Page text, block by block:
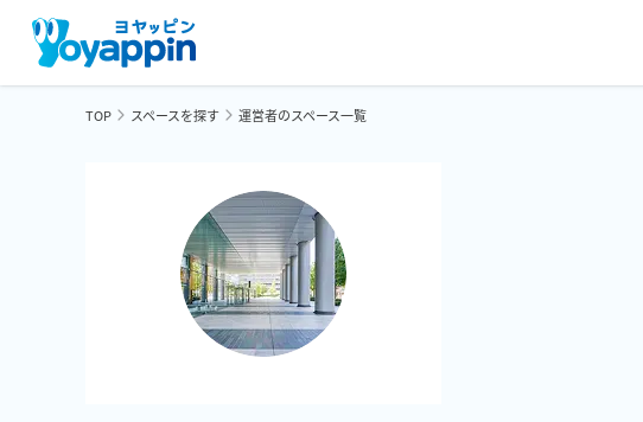
TOP スペースを探す 運営者のスペース一覧